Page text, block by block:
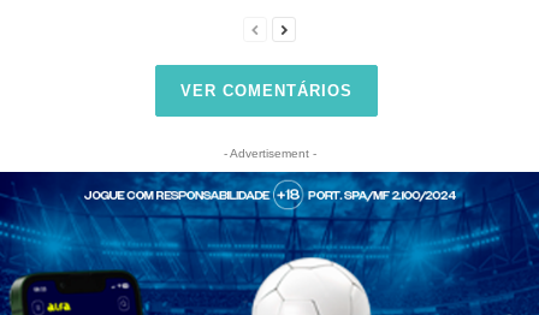
VER COMENTÁRIOS
- Advertisement -